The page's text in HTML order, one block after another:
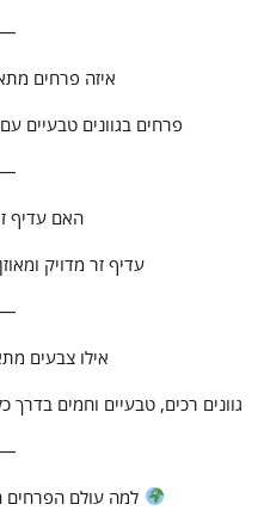
איזה פרחים
פרחים בגוונים טבעיים
האם עדיף
עדיף זר מדויק
אילו צבעים
גוונים רכים, טבעיים וחמים בדרך
למה עולם הפרחים